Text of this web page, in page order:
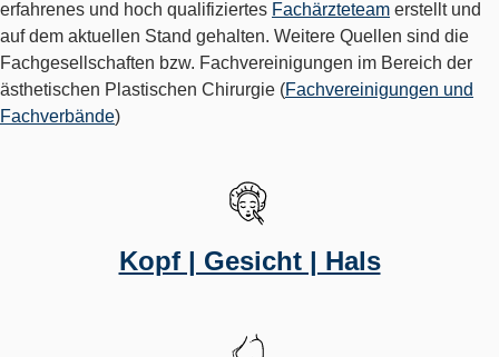
erfahrenes und hoch qualifiziertes Fachärzteteam erstellt und
auf dem aktuellen Stand gehalten. Weitere Quellen sind die
Fachgesellschaften bzw. Fachvereinigungen im Bereich der
ästhetischen Plastischen Chirurgie (Fachvereinigungen und
Fachverbände)
Kopf | Gesicht | Hals